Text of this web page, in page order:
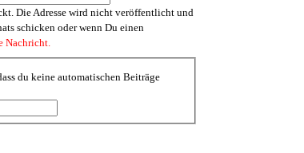
Die Adresse wird nicht veröffentlicht und
schicken oder wenn Du einen
Nachricht.
du keine automatischen Beiträge